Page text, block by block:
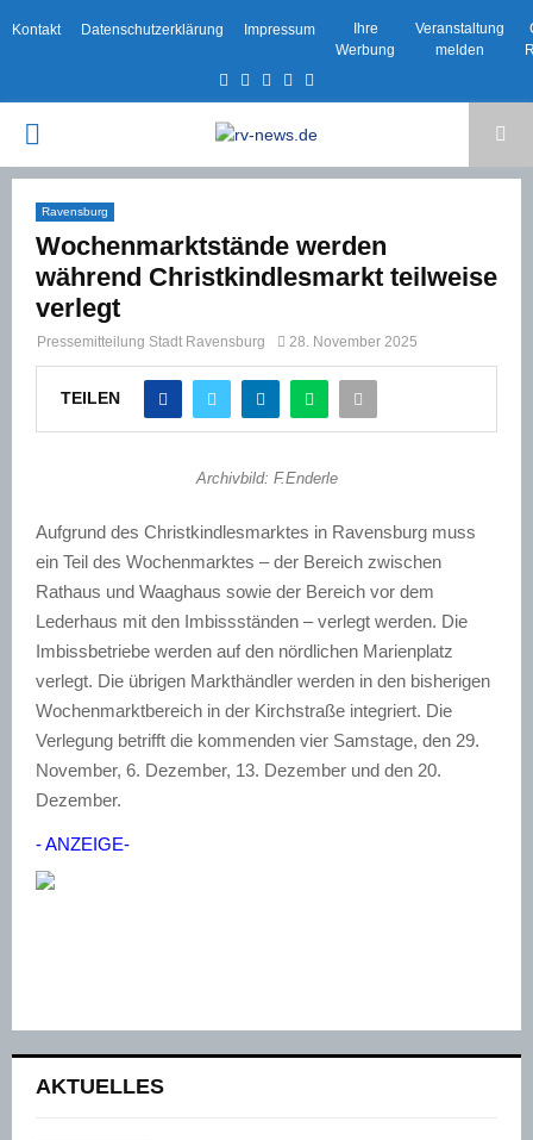
Kontakt Datenschutzerklärung Impressum
Ihre
Werbung
Veranstaltung
melden
Facebook
TwitterInstagram
Email
PRIMARY
MENU
Ravensburg
Wochenmarktstände werden
während Christkindlesmarkt teilweise
verlegt
Pressemitteilung Stadt Ravensburg 28. November 2025
TEILEN
Archivbild: F.Enderle
Aufgrund des Christkindlesmarktes in Ravensburg muss
ein Teil des Wochenmarktes – der Bereich zwischen
Rathaus und Waaghaus sowie der Bereich vor dem
Lederhaus mit den Imbissständen – verlegt werden. Die
Imbissbetriebe werden auf den nördlichen Marienplatz
verlegt. Die übrigen Markthändler werden in den bisherigen
Wochenmarktbereich in der Kirchstraße integriert. Die
Verlegung betrifft die kommenden vier Samstage, den 29.
November, 6. Dezember, 13. Dezember und den 20.
Dezember.
- ANZEIGE-
AKTUELLES